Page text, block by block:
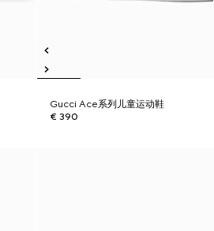
Gucci Ace系列儿童运动鞋
€ 390